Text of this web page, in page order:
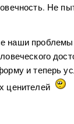
кем хочется
на кругу своем.
Главное — не
и еще споем.
Может быть
кругу своем.
Не
проблемы
и теперь
ценителей